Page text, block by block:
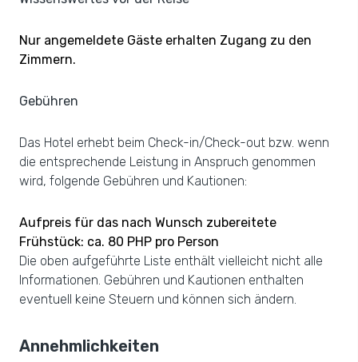
Nur angemeldete Gäste erhalten Zugang zu den
Zimmern.
Gebühren
Das Hotel erhebt beim Check-in/Check-out bzw. wenn
die entsprechende Leistung in Anspruch genommen
wird, folgende Gebühren und Kautionen:
Aufpreis für das nach Wunsch zubereitete
Frühstück: ca. 80 PHP pro Person
Die oben aufgeführte Liste enthält vielleicht nicht alle
Informationen. Gebühren und Kautionen enthalten
eventuell keine Steuern und können sich ändern.
Annehmlichkeiten